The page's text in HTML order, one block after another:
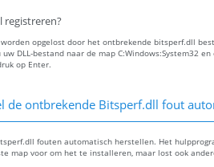
registreren?
opgelost door het ontbrekende bitsperf.dll
DLL-bestand naar de map C:Windows:System32
op Enter.
de ontbrekende Bitsperf.dll fout
fouten automatisch herstellen. Het
map voor om het te installeren, maar lost ook